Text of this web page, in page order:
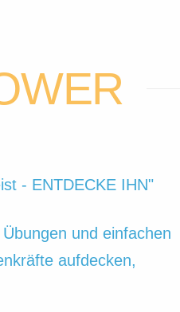
- ENTDECKE IHN"
und einfachen
aufdecken,